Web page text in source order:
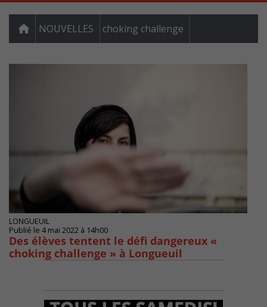
NOUVELLES choking challenge
LONGUEUIL
Publié le 4 mai 2022 à 14h00
Des élèves tentent le défi dangereux «
choking challenge » à Longueuil